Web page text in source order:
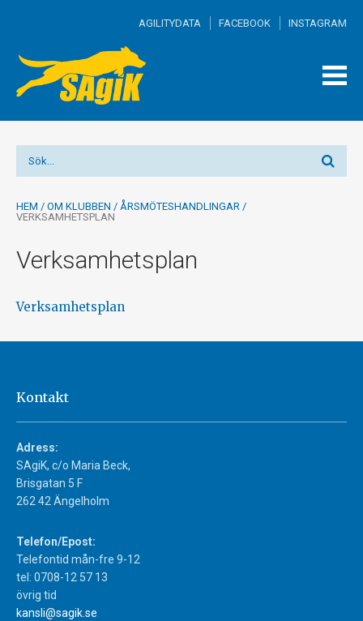
AGILITYDATA FACEBOOK INSTAGRAM
HEM / OM KLUBBEN / ÅRSMÖTESHANDLINGAR /
VERKSAMHETSPLAN
Verksamhetsplan
Verksamhetsplan
Kontakt
Adress:
SAgiK, c/o Maria Beck,
Brisgatan 5 F
262 42 Ängelholm
Telefon/Epost:
Telefontid mån-fre 9-12
tel: 0708-12 57 13
övrig tid
kansli@sagik.se